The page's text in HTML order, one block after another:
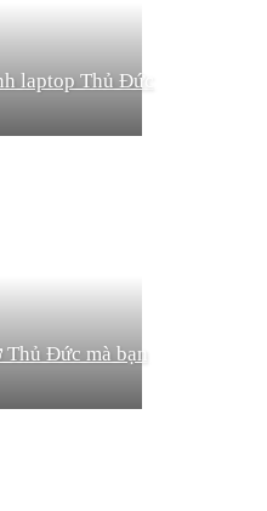
laptop Thủ Đức
Đức mà bạn